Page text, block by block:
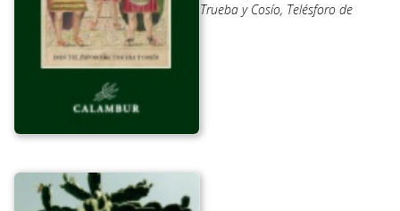
Trueba y Cosío, Telésforo de